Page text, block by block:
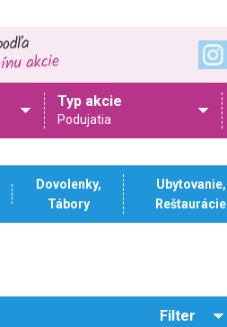
Typ akcie
Podujatia
Dovolenky,
Tábory
Ubytovanie,
Reštaurácie
Filter